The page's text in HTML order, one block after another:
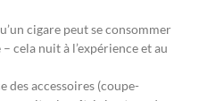
cigare peut se consommer
cela nuit à l’expérience et au
des accessoires (coupe-